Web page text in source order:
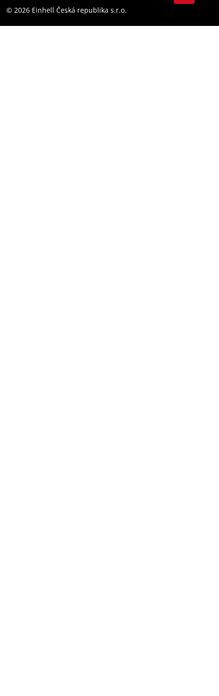
Prohlášení o přístupnosti
Instagram
© 2026 Einhell Česká republika s.r.o.